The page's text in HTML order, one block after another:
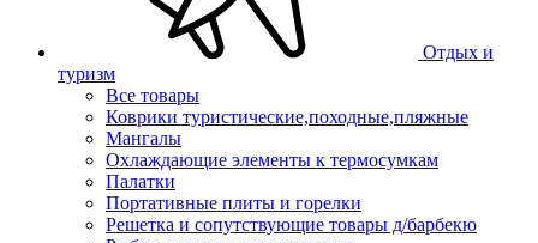
Отдых и
туризм
Все товары
Коврики туристические,походные,пляжные
Мангалы
Охлаждающие элементы к термосумкам
Палатки
Портативные плиты и горелки
Решетка и сопутствующие товары д/барбекю